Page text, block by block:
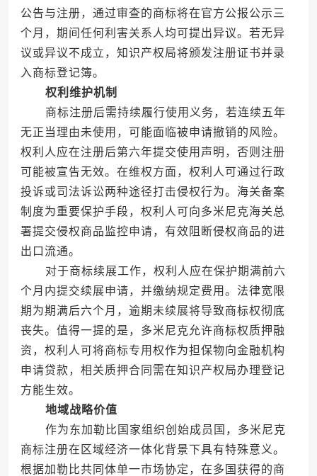
公告与注册，通过审查的商标将在官方公报公示三
个月，期间任何利害关系人均可提出异议。若无异
议或异议不成立，知识产权局将颁发注册证书并录
入商标登记簿。
权利维护机制
商标注册后需持续履行使用义务，若连续五年
无正当理由未使用，可能面临被申请撤销的风险。
权利人应在注册后第六年提交使用声明，否则注册
可能被宣告无效。在维权方面，权利人可通过行政
投诉或司法诉讼两种途径打击侵权行为。海关备案
制度为重要保护手段，权利人可向多米尼克海关总
署提交侵权商品监控申请，有效阻断侵权商品的进
出口流通。
对于商标续展工作，权利人应在保护期满前六
个月内提交续展申请，并缴纳规定费用。法律宽限
期为期满后六个月，逾期未续展将导致商标权彻底
丧失。值得一提的是，多米尼克允许商标权质押融
资，权利人可将商标专用权作为担保物向金融机构
申请贷款，相关质押合同需在知识产权局办理登记
方能生效。
地域战略价值
作为东加勒比国家组织创始成员国，多米尼克
商标注册在区域经济一体化背景下具有特殊意义。
根据加勒比共同体单一市场协定，在多国获得的商